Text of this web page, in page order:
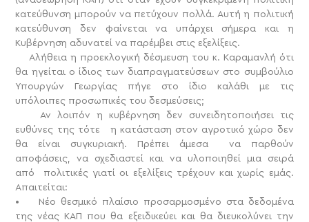
κατεύθυνση μπορούν να πετύχουν πολλά. Αυτή η πολιτική
κατεύθυνση δεν φαίνεται να υπάρχει σήμερα και η
Κυβέρνηση αδυνατεί να παρέμβει στις εξελίξεις.
Αλήθεια η προεκλογική δέσμευση του κ. Καραμανλή ότι
θα ηγείται ο ίδιος των διαπραγματεύσεων στο συμβούλιο
Υπουργών Γεωργίας πήγε στο ίδιο καλάθι με τις
υπόλοιπες προσωπικές του δεσμεύσεις;
Αν λοιπόν η κυβέρνηση δεν συνειδητοποιήσει τις
ευθύνες της τότε η κατάσταση στον αγροτικό χώρο δεν
θα είναι συγκυριακή. Πρέπει άμεσα να παρθούν
αποφάσεις, να σχεδιαστεί και να υλοποιηθεί μια σειρά
από πολιτικές γιατί οι εξελίξεις τρέχουν και χωρίς εμάς.
Απαιτείται:
• Νέο θεσμικό πλαίσιο προσαρμοσμένο στα δεδομένα
της νέας ΚΑΠ που θα εξειδικεύει και θα διευκολύνει την